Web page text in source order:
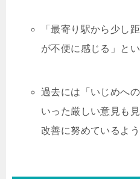
「最寄り駅から少し
が不便に感じる」と
過去には「いじめへ
いった厳しい意見も
改善に努めているよう